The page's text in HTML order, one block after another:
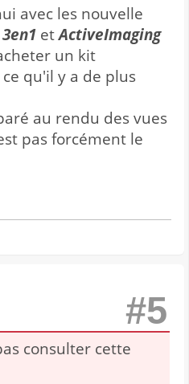
avec les nouvelle
etActiveImaging
un kit
qu'il y a de plus
au rendu des vues
pas forcément le
#5
consulter cette